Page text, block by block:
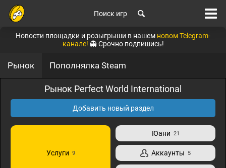
Поиск игр
Новости площадки и розыгрыши в нашем новом Telegram-
канале! 👻 Срочно подпишись!
Рынок Пополнялка Steam
Рынок Perfect World International
Добавить новый раздел
Услуги 9
Юани 21
Аккаунты 5